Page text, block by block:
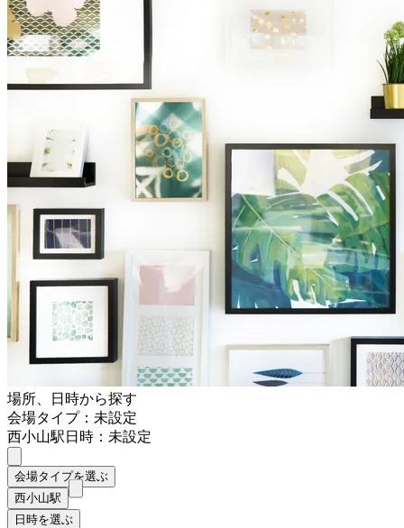
場所、日時から探す
会場タイプ：未設定
西小山駅日時：未設定
会場タイプを選ぶ
西小山駅
日時を選ぶ